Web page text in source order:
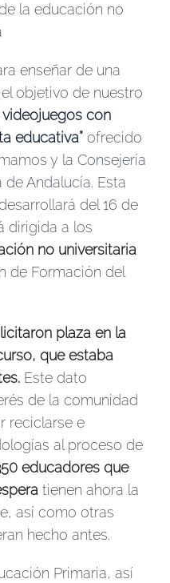
la educación no
enseñar de una
objetivo de nuestro
con
educativa” ofrecido
y la Consejería
de Andalucía. Esta
del 16 de
dirigida a los
no universitaria
de Formación del
plaza en la
que estaba
Este dato
de la comunidad
reciclarse e
al proceso de
educadores que
tienen ahora la
así como otras
hecho antes.
Primaria, así